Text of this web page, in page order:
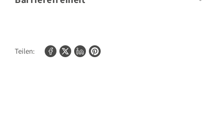
Teilen: